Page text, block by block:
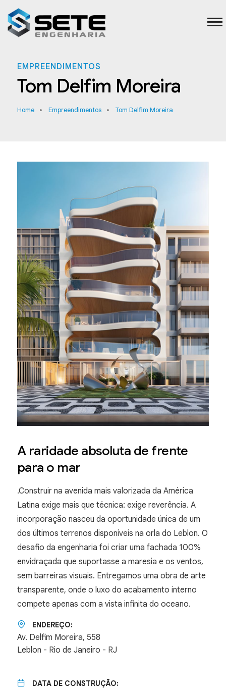
EMPREENDIMENTOS
Tom Delfim Moreira
Home Empreendimentos Tom Delfim Moreira
A raridade absoluta de frente
para o mar
.Construir na avenida mais valorizada da América
Latina exige mais que técnica: exige reverência. A
incorporação nasceu da oportunidade única de um
dos últimos terrenos disponíveis na orla do Leblon. O
desafio da engenharia foi criar uma fachada 100%
envidraçada que suportasse a maresia e os ventos,
sem barreiras visuais. Entregamos uma obra de arte
transparente, onde o luxo do acabamento interno
compete apenas com a vista infinita do oceano.
ENDEREÇO:
Av. Delfim Moreira, 558
Leblon - Rio de Janeiro - RJ
DATA DE CONSTRUÇÃO: